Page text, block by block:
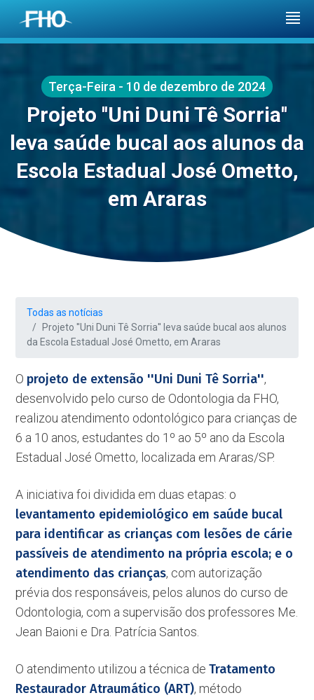
Terça-Feira - 10 de dezembro de 2024
Projeto ''Uni Duni Tê Sorria''
leva saúde bucal aos alunos da
Escola Estadual José Ometto,
em Araras
Todas as notícias
Projeto ''Uni Duni Tê Sorria'' leva saúde bucal aos alunos
da Escola Estadual José Ometto, em Araras
O projeto de extensão ''Uni Duni Tê Sorria'',
desenvolvido pelo curso de Odontologia da FHO,
realizou atendimento odontológico para crianças de
6 a 10 anos, estudantes do 1º ao 5º ano da Escola
Estadual José Ometto, localizada em Araras/SP.
A iniciativa foi dividida em duas etapas: o
levantamento epidemiológico em saúde bucal
para identificar as crianças com lesões de cárie
passíveis de atendimento na própria escola; e o
atendimento das crianças, com autorização
prévia dos responsáveis, pelos alunos do curso de
Odontologia, com a supervisão dos professores Me.
Jean Baioni e Dra. Patrícia Santos.
O atendimento utilizou a técnica deTratamento
Restaurador Atraumático (ART), método